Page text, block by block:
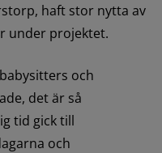
haft stor nytta av
under projektet.
och
det är så
tid gick till
och